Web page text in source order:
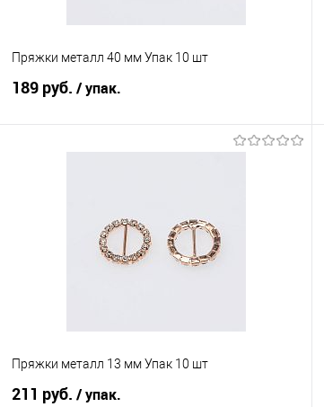
Пряжки металл 40 мм Упак 10 шт
189 руб. / упак.
Под заказ
Пряжки металл 13 мм Упак 10 шт
211 руб. / упак.